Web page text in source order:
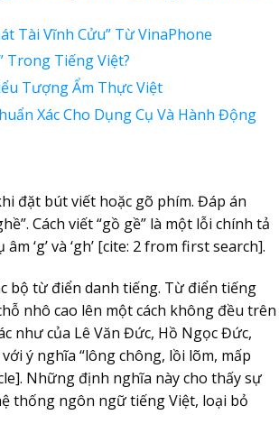
Tài Vĩnh Cửu” Từ VinaPhone
Trong Tiếng Việt?
Tượng Ẩm Thực Việt
Xác Cho Dụng Cụ Và Hành Động
đặt bút viết hoặc gõ phím. Đáp án
Cách viết “gồ gề” là một lỗi chính tả
‘g’ và ‘gh’ [cite: 2 from first search].
bộ từ điển danh tiếng. Từ điển tiếng
nhô cao lên một cách không đều trên
như của Lê Văn Đức, Hồ Ngọc Đức,
ý nghĩa “lông chông, lồi lõm, mấp
Những định nghĩa này cho thấy sự
thống ngôn ngữ tiếng Việt, loại bỏ